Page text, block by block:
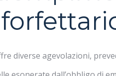
diverse agevolazioni,